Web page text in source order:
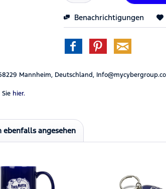
Benachrichtigungen
Mannheim, Deutschland,
hier.
ebenfalls angesehen